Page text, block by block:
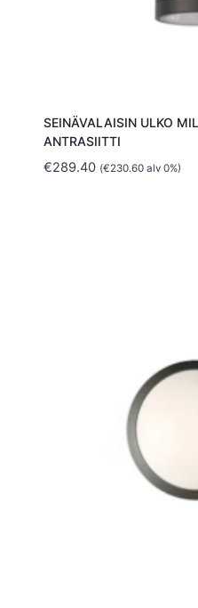
SEINÄVALAISIN ULKO
ANTRASIITTI
€289.40 (€230.60alv 0%)